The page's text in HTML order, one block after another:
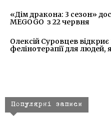
«Дім дракона: 3 сезон»
MEGOGO з 22 червня
Олексій Суровцев
фелінотерапії для людей,
Популярні записи